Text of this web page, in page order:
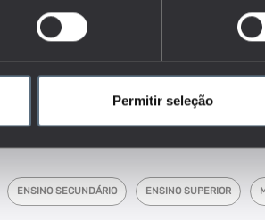
Permitir seleção
de população inativa por nível de
conjunto que responde às questões:
no mercado de trabalho (emprego, desemprego,
ENSINO SECUNDÁRIO ENSINO SUPERIOR